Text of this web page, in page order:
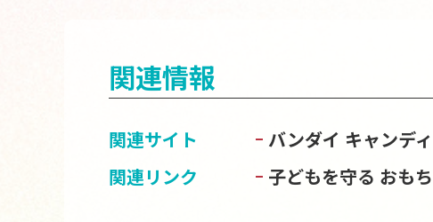
関連情報
関連サイト バンダイ キャンデ
関連リンク
子どもを守る おも